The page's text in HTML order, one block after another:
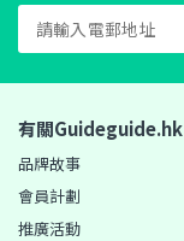
有關Guideguide.hk
品牌故事
會員計劃
推廣活動